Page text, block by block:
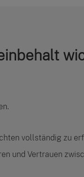
vollständig zu
und Vertrauen